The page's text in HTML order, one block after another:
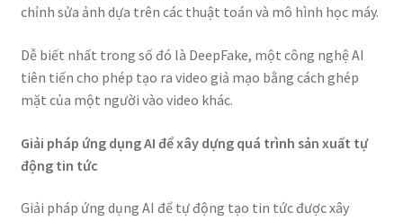
chỉnh sửa ảnh dựa trên các thuật toán và mô hình học máy.
Dễ biết nhất trong số đó là DeepFake, một công nghệ AI
tiên tiến cho phép tạo ra video giả mạo bằng cách ghép
mặt của một người vào video khác.
Giải pháp ứng dụng AI để xây dựng quá trình sản xuất tự
động tin tức
Giải pháp ứng dụng AI để tự động tạo tin tức được xây